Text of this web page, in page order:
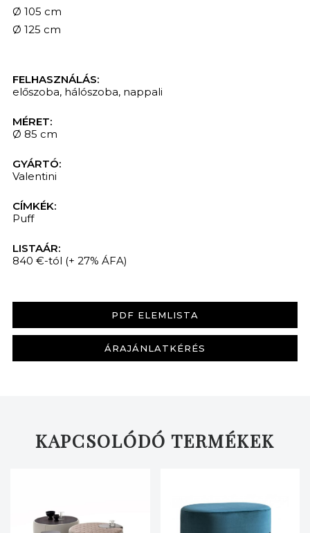
Ø 105 cm
Ø 125 cm
FELHASZNÁLÁS:
előszoba, hálószoba, nappali
MÉRET:
Ø 85 cm
GYÁRTÓ:
Valentini
CÍMKÉK:
Puff
LISTAÁR:
840 €-tól (+ 27% ÁFA)
PDF ELEMLISTA
ÁRAJÁNLATKÉRÉS
KAPCSOLÓDÓ TERMÉKEK
KERESÉS